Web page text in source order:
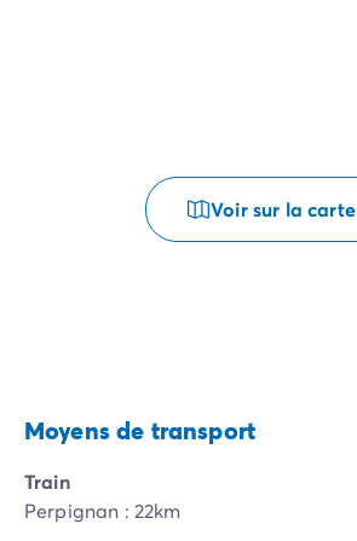
Voir sur la carte
Moyens de transport
Train
Perpignan : 22km